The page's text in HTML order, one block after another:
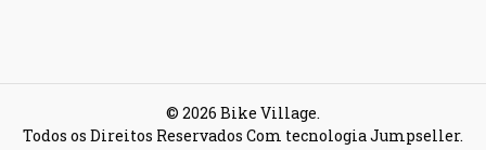
© 2026 Bike Village.
Todos os Direitos Reservados Com tecnologia Jumpseller.